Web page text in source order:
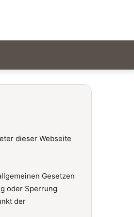
dieser Webseite
Gesetzen
oder Sperrung
der